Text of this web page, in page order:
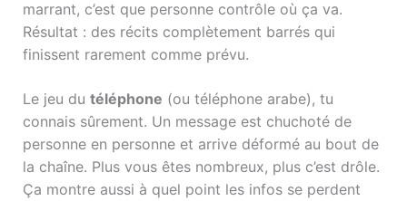
marrant, c’est que personne contrôle où ça va.
Résultat : des récits complètement barrés qui
finissent rarement comme prévu.
Le jeu du téléphone (ou téléphone arabe), tu
connais sûrement. Un message est chuchoté de
personne en personne et arrive déformé au bout de
la chaîne. Plus vous êtes nombreux, plus c’est drôle.
Ça montre aussi à quel point les infos se perdent